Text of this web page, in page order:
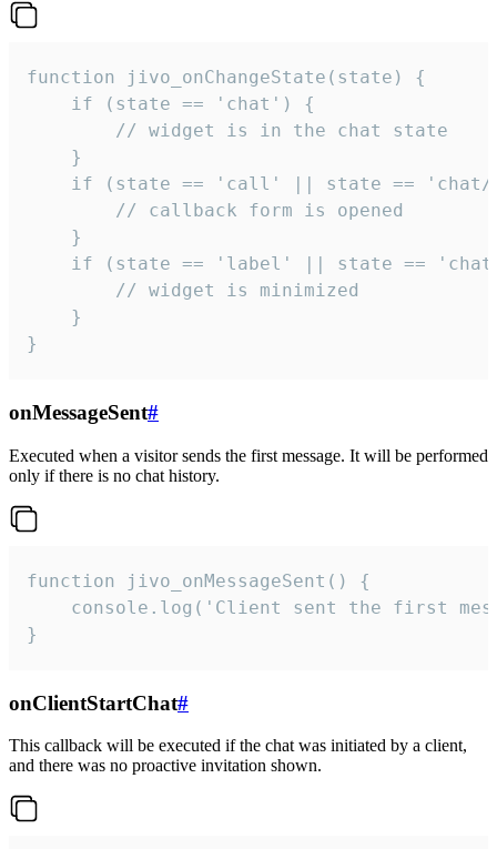
function jivo_onChangeState(state) {
    if (state == 'chat') {
        // widget is in the chat state
    }
if (state == 'call' || state ==
        // callback form is opened
    }
if (state == 'label' || state ==
        // widget is minimized
    }
}
onMessageSent#
Executed when a visitor sends the first message. It will be performed
only if there is no chat history.
function jivo_onMessageSent() {
console.log('Client sent the first
}
onClientStartChat#
This callback will be executed if the chat was initiated by a client,
and there was no proactive invitation shown.